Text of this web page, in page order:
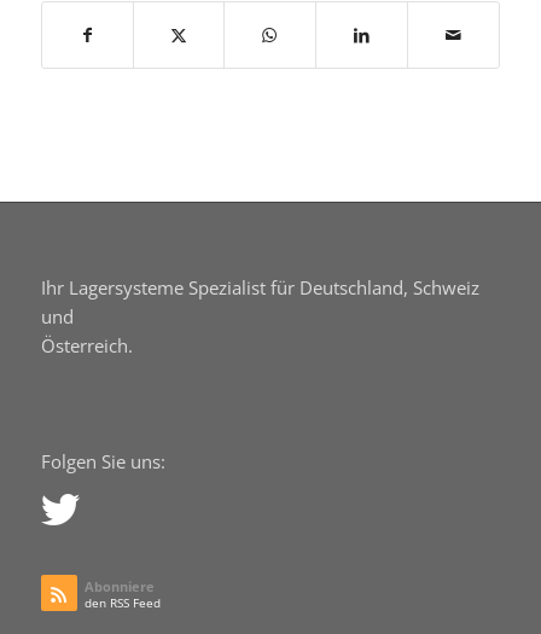
Ihr Lagersysteme Spezialist für Deutschland, Schweiz
und
Österreich.
Folgen Sie uns:
Abonniere
den RSS Feed